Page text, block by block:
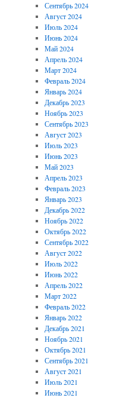
Сентябрь 2024
Август 2024
Июль 2024
Июнь 2024
Май 2024
Апрель 2024
Март 2024
Февраль 2024
Январь 2024
Декабрь 2023
Ноябрь 2023
Сентябрь 2023
Август 2023
Июль 2023
Июнь 2023
Май 2023
Апрель 2023
Февраль 2023
Январь 2023
Декабрь 2022
Ноябрь 2022
Октябрь 2022
Сентябрь 2022
Август 2022
Июль 2022
Июнь 2022
Апрель 2022
Март 2022
Февраль 2022
Январь 2022
Декабрь 2021
Ноябрь 2021
Октябрь 2021
Сентябрь 2021
Август 2021
Июль 2021
Июнь 2021